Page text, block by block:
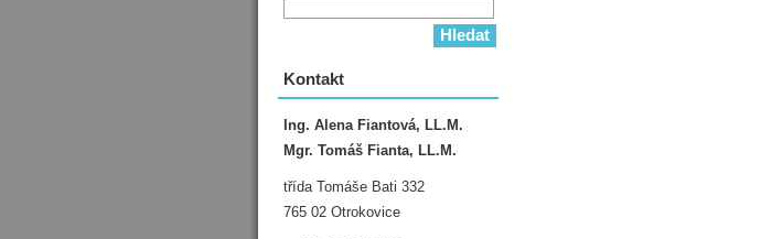
Kontakt
Ing. Alena Fiantová, LL.M.
Mgr. Tomáš Fianta, LL.M.
třída Tomáše Bati 332
765 02 Otrokovice